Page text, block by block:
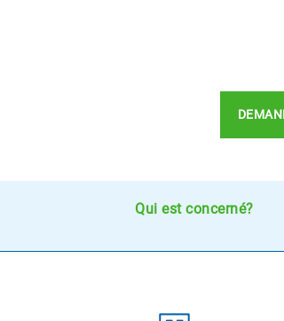
Qui est concerné?